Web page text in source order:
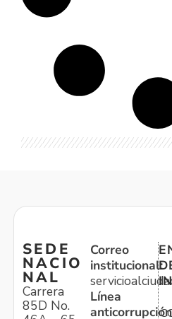
SEDE
NACIO
NAL
Carrera
85D No.
Correo
institucional:
Línea